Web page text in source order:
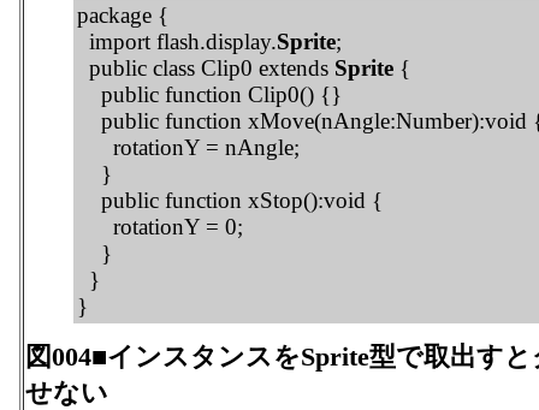
package {
import flash.display.Sprite;
public class Clip0 extends Sprite {
public function Clip0() {}
public function xMove(nAngle:Number):void
rotationY = nAngle;
}
public function xStop():void {
rotationY = 0;
}
}
}
図004■インスタンスをSprite型で取出す
せない